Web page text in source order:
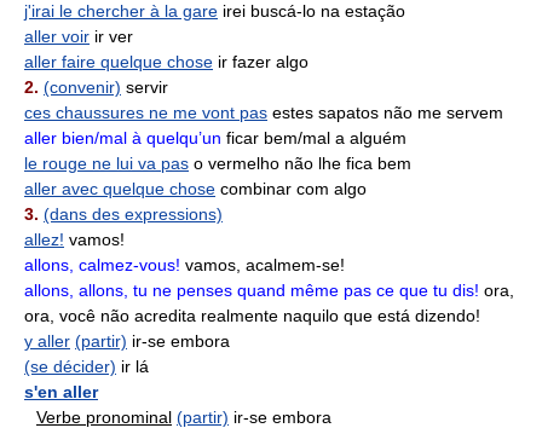
j'irai le chercher à la gare irei buscá-lo na estação
aller voir ir ver
aller faire quelque chose ir fazer algo
2. (convenir) servir
ces chaussures ne me vont pas estes sapatos não me servem
aller bien/mal à quelqu’un ficar bem/mal a alguém
le rouge ne lui va pas o vermelho não lhe fica bem
aller avec quelque chose combinar com algo
3. (dans des expressions)
allez! vamos!
allons, calmez-vous! vamos, acalmem-se!
allons, allons, tu ne penses quand même pas ce que tu dis! ora,
ora, você não acredita realmente naquilo que está dizendo!
y aller (partir) ir-se embora
(se décider) ir lá
s'en aller
Verbe pronominal (partir) ir-se embora